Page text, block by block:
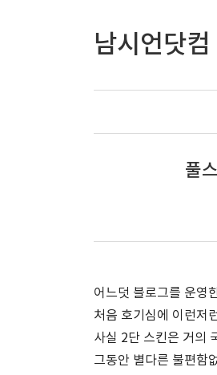
남시언닷컴
풀
어느덧 블로그를 운영
처음 호기심에 이런저
사실 2단 스킨은 거의
그동안 별다른 불편함